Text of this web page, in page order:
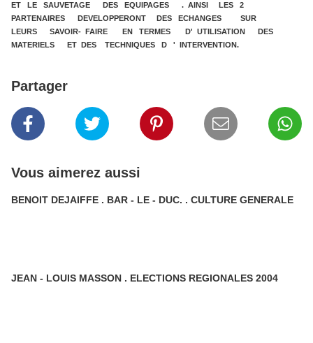
ET LE SAUVETAGE DES EQUIPAGES . AINSI LES 2
PARTENAIRES DEVELOPPERONT DES ECHANGES SUR
LEURS SAVOIR- FAIRE EN TERMES D' UTILISATION DES
MATERIELS ET DES TECHNIQUES D ' INTERVENTION.
Partager
Vous aimerez aussi
BENOIT DEJAIFFE . BAR - LE - DUC. . CULTURE GENERALE
JEAN - LOUIS MASSON . ELECTIONS REGIONALES 2004